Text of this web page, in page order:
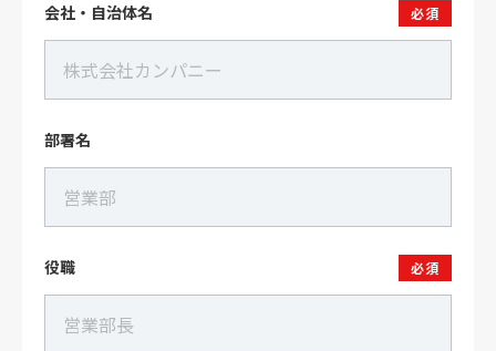
会社・自治体名 必須
部署名
役職 必須